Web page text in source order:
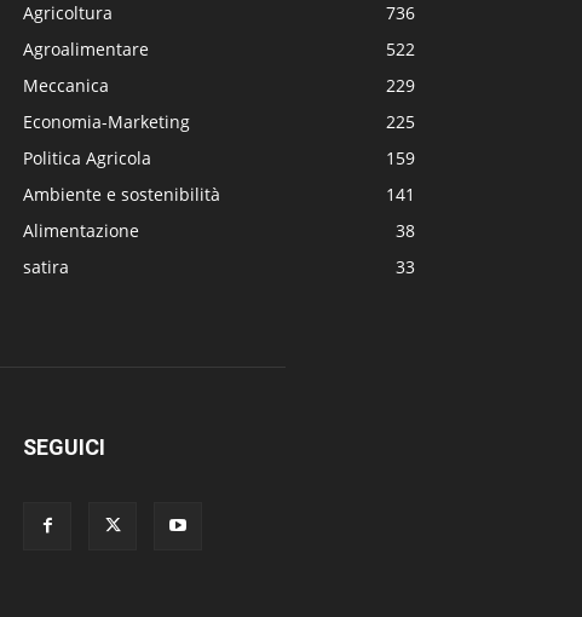
Agricoltura
736
Agroalimentare
522
Meccanica
229
Economia-Marketing
225
Politica Agricola
159
Ambiente e sostenibilità
141
Alimentazione
38
satira
33
SEGUICI